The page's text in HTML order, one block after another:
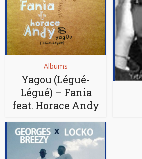
Albums
Yagou (Légué-
Légué) – Fania
feat. Horace Andy